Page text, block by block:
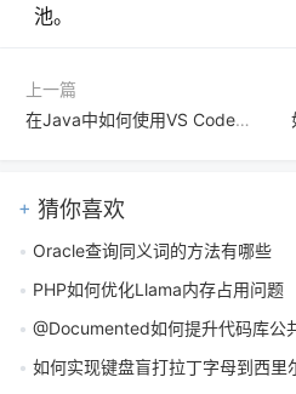
池。
上一篇
在Java中如何使用VS Code进行Java开发？VS Code Java插件配置说明
猜你喜欢
Oracle查询同义词的方法有哪些
PHP如何优化Llama内存占用问题
@Documented如何提升代码库公
如何实现键盘盲打拉丁字母到西里